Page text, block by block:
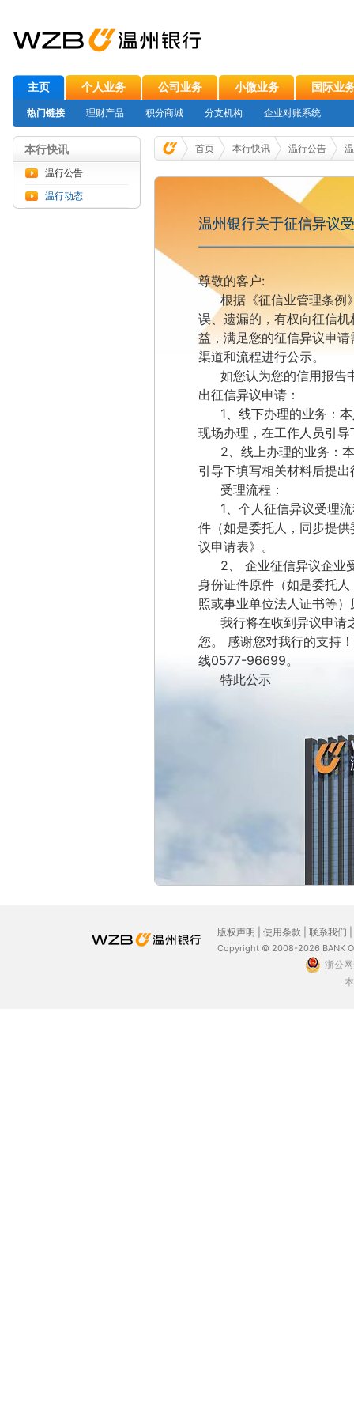
主页 个人业务 公司业务 小微业务 国际业
热门链接 理财产品 积分商城 分支机构 企业对账系统
本行快讯
温行公告
温行动态
首页 本行快讯 温行公告
温州银行关于征信异议
尊敬的客户:
根据《征信业管理条例
误、遗漏的，有权向征信
益，满足您的征信异议申
渠道和流程进行公示。
如您认为您的信用报告
出征信异议申请：
1、线下办理的业务：
现场办理，在工作人员引
2、线上办理的业务：
引导下填写相关材料后提
受理流程：
1、个人征信异议受理
件（如是委托人，同步提
议申请表》。
2、 企业征信异议企业
身份证件原件（如是委托
照或事业单位法人证书等
我行将在收到异议申请
您。
感谢您对我行的支持
线0577-96699。
特此公示
版权声明 使用条款 联系我们
Copyright © 2008-2026 BANK
浙公